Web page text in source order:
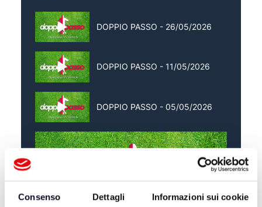
Consenso Dettagli Informazioni sui cookie
DOPPIO PASSO - 26/05/2026
DOPPIO PASSO - 11/05/2026
DOPPIO PASSO - 05/05/2026